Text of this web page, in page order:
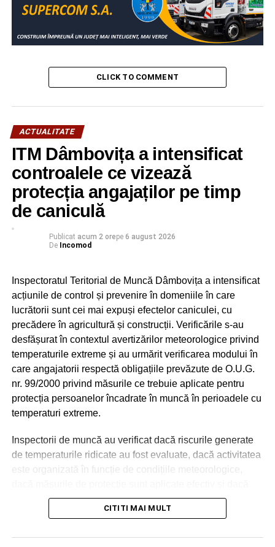
RELATIONATE: ACTUALITATE MEGA IMAGE
PERPLEX
Grădiniță nouă pentru 130 de copii, amenajată din
module Containere FDC
Târgoviște: Clădirea unde au fost judecați soții
CLICK TO COMMENT
ACTUALITATE
ITM Dâmbovița a intensificat
controalele ce vizează
protecția angajaților pe timp
de caniculă
Publicat acum 2 orepe 6 august 2026
De Incomod
Inspectoratul Teritorial de Muncă Dâmbovița a intensificat
acțiunile de control și prevenire în domeniile în care
lucrătorii sunt cei mai expuși efectelor caniculei, cu
precădere în agricultură și construcții. Verificările s-au
desfășurat în contextul avertizărilor meteorologice privind
temperaturile extreme și au urmărit verificarea modului în
care angajatorii respectă obligațiile prevăzute de O.U.G.
nr. 99/2000 privind măsurile ce trebuie aplicate pentru
protecția persoanelor încadrate în muncă în perioadele cu
temperaturi extreme.
Inspectorii de muncă au verificat dacă riscurile generate
de temperaturile ridicate au fost evaluate, dacă activitatea
este organizată în funcție de condițiile meteorologice,
lucrătorii au fost informați și instruiți cu privire la riscurile
Totodată, au fost urmărite măsurile minime obligatorii pe
CITITI MAI MULT